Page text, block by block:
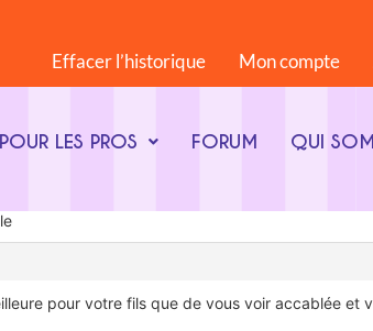
Effacer l’historique Mon compte
POUR LES PROS FORUM QUI
pour votre fils que de vous voir accablée et